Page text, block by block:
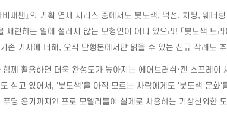
재팬』의 기획 연재 시리즈 중에서도 붓도색 , 먹선 , 치핑, 웨더
재현하는 일에 설레지 않는 모형인이 어디 있으랴! 「붓도색 트
기존 기사에 더해 , 오직 단행본에서만 읽을 수 있는 신규 작례도
함께 활용하면 더욱 완성도가 높아지는 에어브러쉬 ·캔 스프레이
싣고 있어서 , '붓도색 '을 아직 모르는 사람에게도 '붓도색 문화'
딩 용기까지 ?! 프로 모델러들이 실제로 사용하는 기상천외한